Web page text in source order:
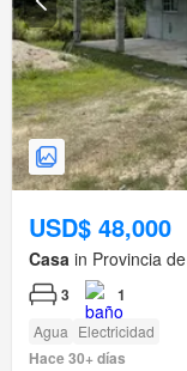
USD$ 48,000
Casa in Provincia
3 1
Agua Electricidad
Hace 30+ días